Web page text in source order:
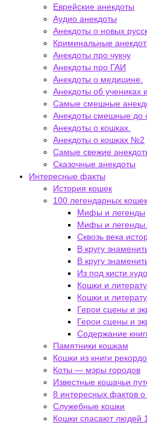
Еврейские анекдоты
Аудио анекдоты
Анекдоты о новых
Криминальные
Анекдоты про чукчу
Анекдоты про ГАИ
Анекдоты о медицине.
Анекдоты об учениках
Самые смешные
Анекдоты смешные до
Анекдоты о кошках.
Анекдоты о кошках №2
Самые свежие
Сказочные анекдоты
Интересные факты
История кошек
100 легендарных кошек
Мифы и легенды
Мифы и легенды.
Сквозь века
В кругу
В кругу
Из под кисти
Кошки и
Кошки и
Герои сцены и
Герои сцены и
Содержание
Памятники кошкам
Кошки из книги
Коты — мэры городов
Известные кошачьи
8 интересных фактов о
Служебные кошки
Кошки спасают людей 1